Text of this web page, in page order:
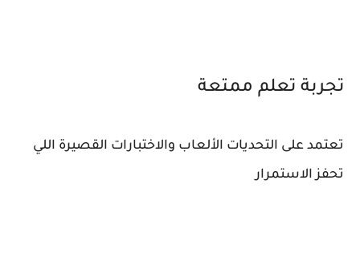
تجربة تعلم ممتعة
تعتمد على التحديات الألعاب والاختبارات القصيرة اللي
تحفز الاستمرار